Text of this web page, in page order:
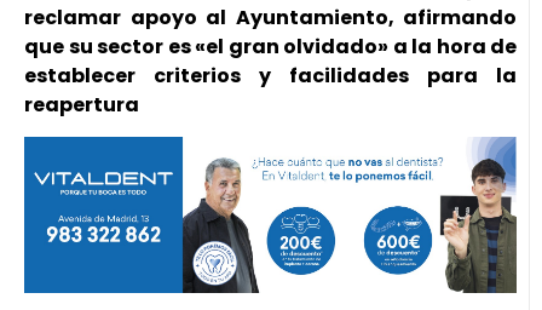
reclamar apoyo al Ayuntamiento, afirmando
que su sector es «el gran olvidado» a la hora de
establecer criterios y facilidades para la
reapertura